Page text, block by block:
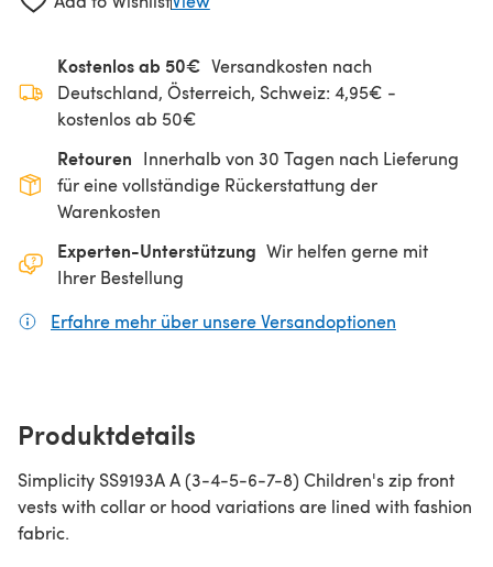
Kostenlos ab 50€ Versandkosten nach
Deutschland, Österreich, Schweiz: 4,95€ -
kostenlos ab 50€
Retouren Innerhalb von 30 Tagen nach Lieferung
für eine vollständige Rückerstattung der
Warenkosten
Experten-Unterstützung Wir helfen gerne mit
Ihrer Bestellung
Erfahre mehr über unsere Versandoptionen
Produktdetails
Simplicity SS9193A A (3-4-5-6-7-8) Children's zip front
vests with collar or hood variations are lined with fashion
fabric.